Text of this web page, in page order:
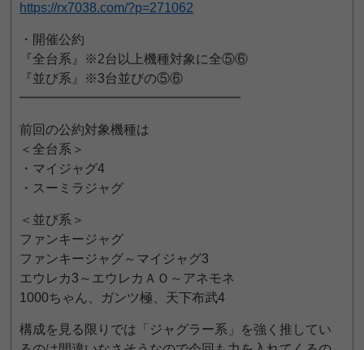
https://rx7038.com/?p=271062
・開催公約
『全台系』※2台以上機種対象に全⑤⑥
『並び系』※3台並びの⑤⑥
━━━━━━━━━━━━━━━━━
前回の公約対象機種は
＜全台系＞
・マイジャグ4
・スーミラジャグ
＜並び系＞
ファンキージャグ
ファンキージャグ～マイジャグ3
エウレカ3～エウレカＡＯ～アネモネ
1000ちゃん、ガンツ極、天下布武4
構成を見る限りでは「ジャグラー系」を強く推してい